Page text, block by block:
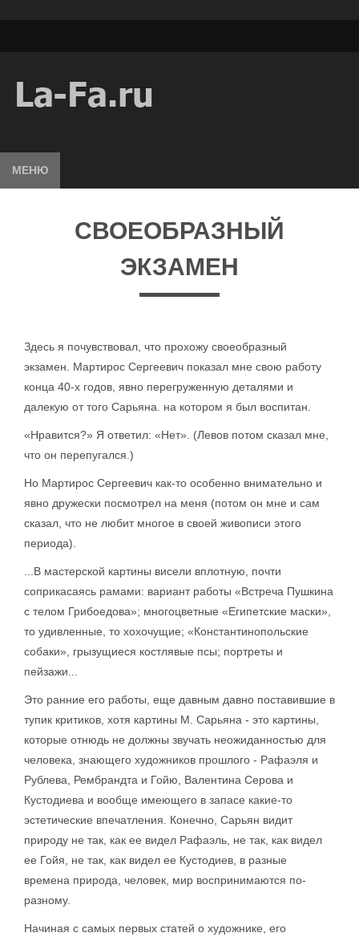
МЕНЮ
СВОЕОБРАЗНЫЙ
ЭКЗАМЕН
Здесь я почувствовал, что прохожу своеобразный
экзамен. Мартирос Сергеевич показал мне свою работу
конца 40-х годов, явно перегруженную деталями и
далекую от того Сарьяна. на котором я был воспитан.
«Нравится?» Я ответил: «Нет». (Левов потом сказал мне,
что он перепугался.)
Но Мартирос Сергеевич как-то особенно внимательно и
явно дружески посмотрел на меня (потом он мне и сам
сказал, что не любит многое в своей живописи этого
периода).
...В мастерской картины висели вплотную, почти
соприкасаясь рамами: вариант работы «Встреча Пушкина
с телом Грибоедова»; многоцветные «Египетские маски»,
то удивленные, то хохочущие; «Константинопольские
собаки», грызущиеся костлявые псы; портреты и
пейзажи...
Это ранние его работы, еще давным давно поставившие в
тупик критиков, хотя картины М. Сарьяна - это картины,
которые отнюдь не должны звучать неожиданностью для
человека, знающего художников прошлого - Рафаэля и
Рублева, Рембрандта и Гойю, Валентина Серова и
Кустодиева и вообще имеющего в запасе какие-то
эстетические впечатления. Конечно, Сарьян видит
природу не так, как ее видел Рафаэль, не так, как видел
ее Гойя, не так, как видел ее Кустодиев, в разные
времена природа, человек, мир воспринимаются по-
разному.
Начиная с самых первых статей о художнике, его